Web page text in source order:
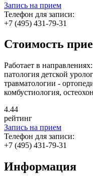
Запись на прием
Телефон для записи:
+7 (495) 431-79-31
Стоимость
Работает в
патология детской
травматологии -
комбустиология,
4.44
рейтинг
Запись на прием
Телефон для записи:
+7 (495) 431-79-31
Информация